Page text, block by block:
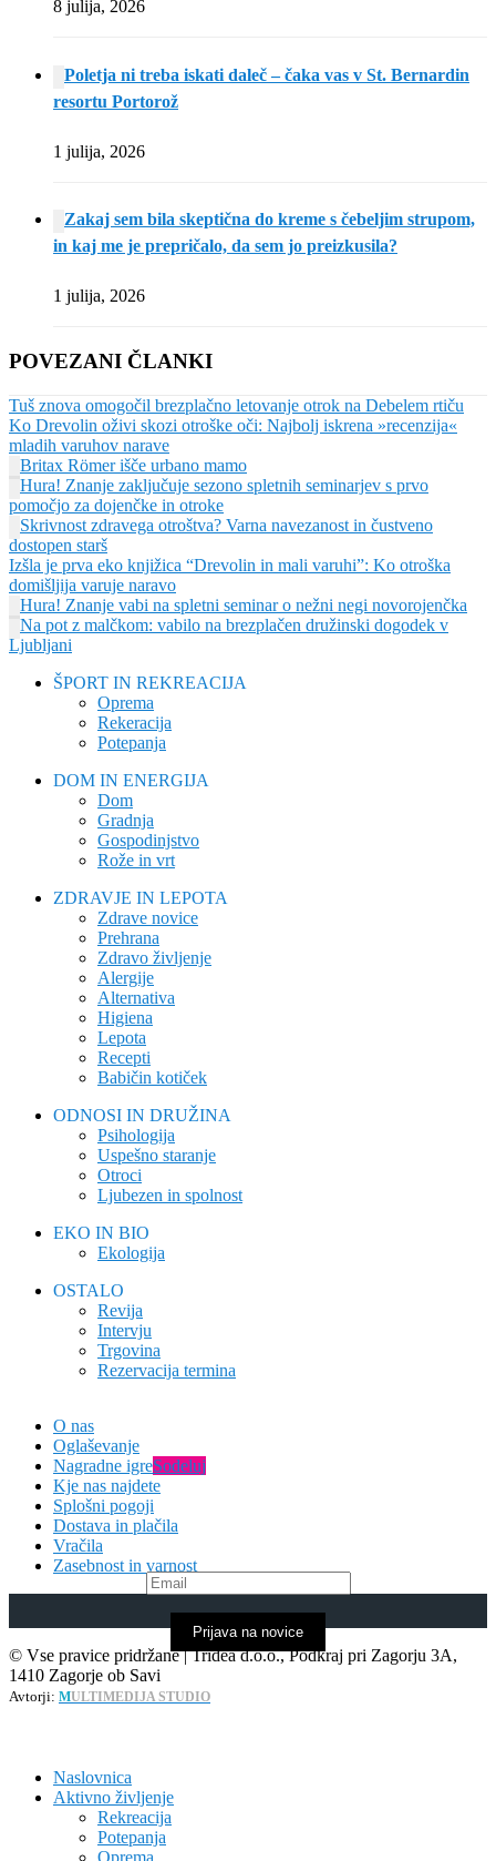
8 julija, 2026
Poletja ni treba iskati daleč – čaka vas v St. Bernardin
resortu Portorož
1 julija, 2026
Zakaj sem bila skeptična do kreme s čebeljim strupom,
in kaj me je prepričalo, da sem jo preizkusila?
1 julija, 2026
POVEZANI ČLANKI
Tuš znova omogočil brezplačno letovanje otrok na Debelem rtiču
Ko Drevolin oživi skozi otroške oči: Najbolj iskrena »recenzija«
mladih varuhov narave
Britax Römer išče urbano mamo
Hura! Znanje zaključuje sezono spletnih seminarjev s prvo
pomočjo za dojenčke in otroke
Skrivnost zdravega otroštva? Varna navezanost in čustveno
dostopen starš
Izšla je prva eko knjižica “Drevolin in mali varuhi”: Ko otroška
domišljija varuje naravo
Hura! Znanje vabi na spletni seminar o nežni negi novorojenčka
Na pot z malčkom: vabilo na brezplačen družinski dogodek v
Ljubljani
ŠPORT IN REKREACIJA
Oprema
Rekeracija
Potepanja
DOM IN ENERGIJA
Dom
Gradnja
Gospodinjstvo
Rože in vrt
ZDRAVJE IN LEPOTA
Zdrave novice
Prehrana
Zdravo življenje
Alergije
Alternativa
Higiena
Lepota
Recepti
Babičin kotiček
ODNOSI IN DRUŽINA
Psihologija
Uspešno staranje
Otroci
Ljubezen in spolnost
EKO IN BIO
Ekologija
OSTALO
Revija
Intervju
Trgovina
Rezervacija termina
O nas
Oglaševanje
Nagradne igreSodeluj
Kje nas najdete
Splošni pogoji
Dostava in plačila
Vračila
Zasebnost in varnost
Prijava na novice
© Vse pravice pridržane | Tridea d.o.o., Podkraj pri Zagorju 3A,
1410 Zagorje ob Savi
Avtorji: MULTIMEDIJA STUDIO
Naslovnica
Aktivno življenje
Rekreacija
Potepanja
Oprema